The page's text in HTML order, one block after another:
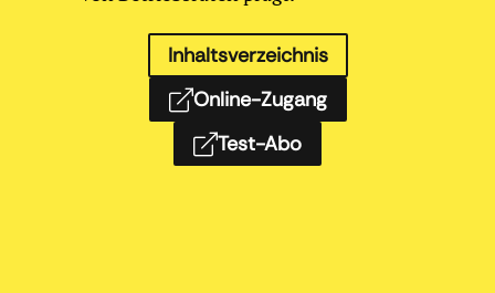
Inhaltsverzeichnis
Online-Zugang
Test-Abo